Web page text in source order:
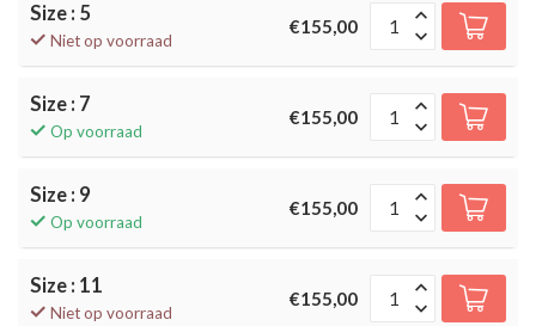
Size : 5
Niet op voorraad
€155,00
Size : 7
Op voorraad
€155,00
Size : 9
Op voorraad
€155,00
Size : 11
Niet op voorraad
€155,00